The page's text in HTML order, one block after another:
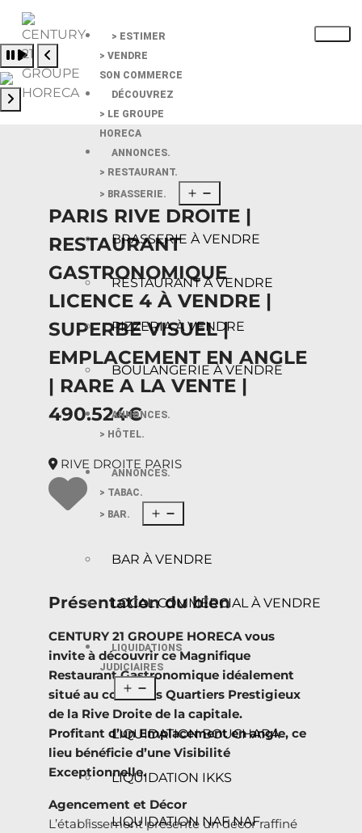
> ESTIMER
> VENDRE
SON COMMERCE
DÉCOUVREZ
> LE GROUPE
HORECA
ANNONCES.
> RESTAURANT.
> BRASSERIE.
BRASSERIE À VENDRE
RESTAURANT À VENDRE
PIZZERIA À VENDRE
BOULANGERIE À VENDRE
ANNONCES.
> HÔTEL.
ANNONCES.
> TABAC.
> BAR.
BAR À VENDRE
LOCAL COMMERCIAL À VENDRE
LIQUIDATIONS
JUDICIAIRES
LIQUIDATION BOUCHARA
LIQUIDATION IKKS
LIQUIDATION NAF NAF
Pause slide rotation
Resume slide rotation
Previous slide
PARIS RIVE DROITE |
RESTAURANT
GASTRONOMIQUE
LICENCE 4 À VENDRE |
SUPERBE VISUEL |
EMPLACEMENT EN ANGLE
| RARE A LA VENTE |
490.524€
RIVE DROITE PARIS
Présentation du bien
CENTURY 21 GROUPE HORECA vous
invite à découvrir ce Magnifique
Restaurant Gastronomique idéalement
situé au coeur des Quartiers Prestigieux
de la Rive Droite de la capitale.
Profitant d’un Emplacement en angle, ce
lieu bénéficie d’une Visibilité
Exceptionnelle.
Agencement et Décor
L’établissement présente un décor raffiné